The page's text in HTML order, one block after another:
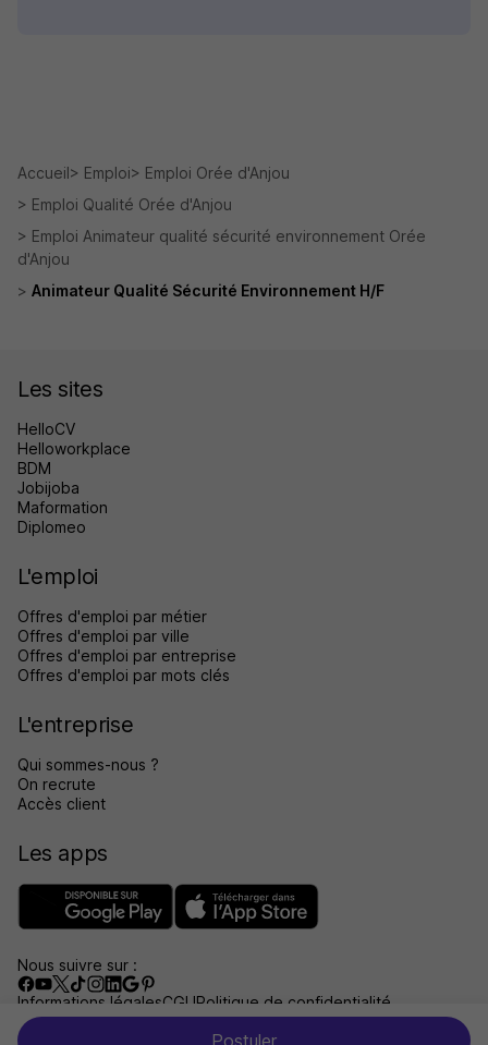
Postuler
Accueil Emploi
Emploi Orée d'Anjou
Emploi Qualité Orée d'Anjou
Emploi Animateur qualité sécurité environnement Orée
d'Anjou
Animateur Qualité Sécurité Environnement H/F
Les sites
HelloCV
Helloworkplace
BDM
Jobijoba
Maformation
Diplomeo
L'emploi
Offres d'emploi par métier
Offres d'emploi par ville
Offres d'emploi par entreprise
Offres d'emploi par mots clés
L'entreprise
Qui sommes-nous ?
On recrute
Accès client
Les apps
Nous suivre sur :
Informations légalesCGUPolitique de confidentialité
Gérer les traceursAccessibilité : non conforme
Aide et contact